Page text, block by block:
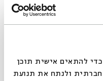
אנחנו משתמשים בקובצי Cookie כדי להתאים אישית תוכן
ולנתח את תנועת